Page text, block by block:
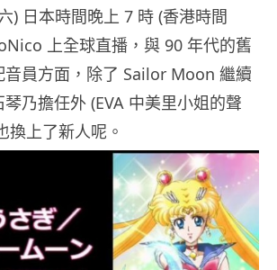
) 日本時間晚上 7 時 (香港時間
上全球直播，與 90 年代的舊
音員方面，除了 Sailor Moon 繼續
乃擔任外 (EVA 中美里小姐的聲
換上了新人呢。